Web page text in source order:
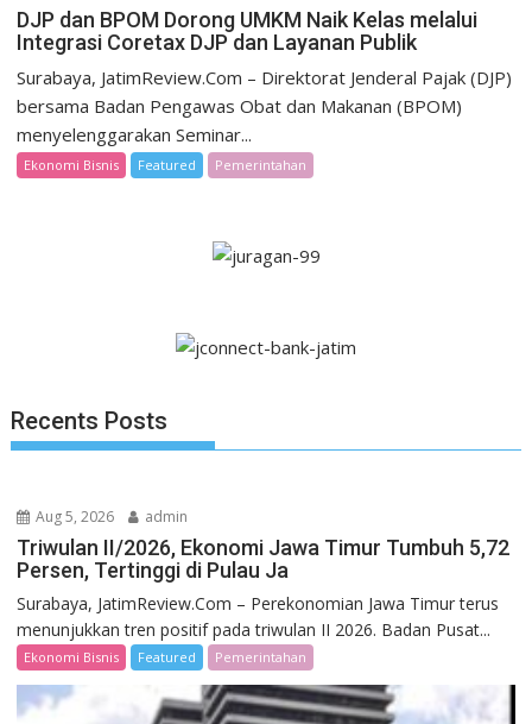
DJP dan BPOM Dorong UMKM Naik Kelas melalui
Integrasi Coretax DJP dan Layanan Publik
Surabaya, JatimReview.Com – Direktorat Jenderal Pajak (DJP)
bersama Badan Pengawas Obat dan Makanan (BPOM)
menyelenggarakan Seminar...
Ekonomi Bisnis Featured Pemerintahan
Recents Posts
Aug 5, 2026 admin
Triwulan II/2026, Ekonomi Jawa Timur Tumbuh 5,72
Persen, Tertinggi di Pulau Ja
Surabaya, JatimReview.Com – Perekonomian Jawa Timur terus
menunjukkan tren positif pada triwulan II 2026. Badan Pusat...
Ekonomi Bisnis Featured Pemerintahan